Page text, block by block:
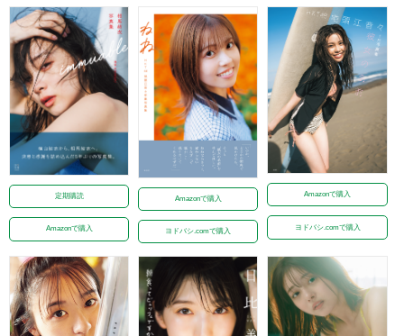
定期購読
Amazonで購入
Amazonで購入
ヨドバシ.comで購入
Amazonで購入
ヨドバシ.comで購入